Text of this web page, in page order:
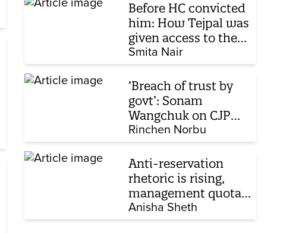
Before HC convicted
him: How Tejpal was
given access to the
victim’s personal
chats to build his
defence
Smita Nair
‘Breach of trust by
govt’: Sonam
Wangchuk on CJP
protest, hunger
strike, what comes
next
Rinchen Norbu
Anti-reservation
rhetoric is rising,
management quota
stays invisible
Anisha Sheth